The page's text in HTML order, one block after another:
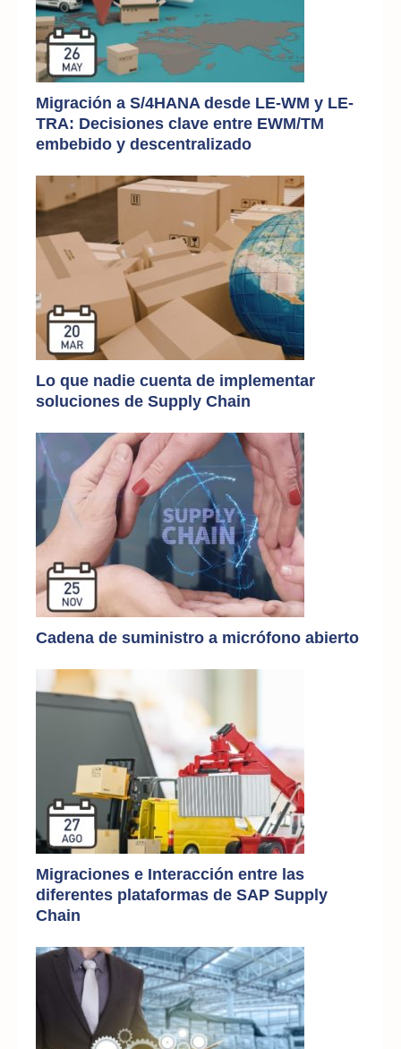
Migración a S/4HANA desde LE-WM y LE-
TRA: Decisiones clave entre EWM/TM
embebido y descentralizado
Lo que nadie cuenta de implementar
soluciones de Supply Chain
Cadena de suministro a micrófono abierto
Migraciones e Interacción entre las
diferentes plataformas de SAP Supply
Chain